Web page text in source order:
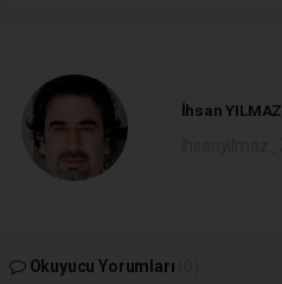
İhsan YILMAZ
Okuyucu Yorumları